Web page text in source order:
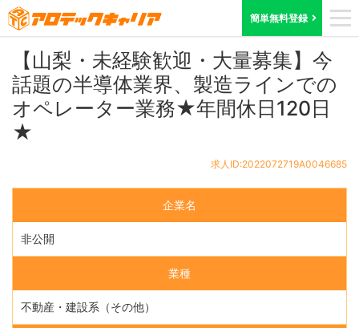
簡単無料登録
ホーム 求人検索 山梨県 求人ID:2022072719A0046685
【山梨・未経験歓迎・大量募集】今
話題の半導体業界、製造ラインでの
オペレーター業務★年間休日120日
★
求人ID:2022072719A0046685
企業名
非公開
業種
不動産・建設系（その他）